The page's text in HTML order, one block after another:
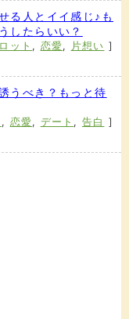
る人とイイ感じ♪も
したらいい？
ット , 恋愛, 片想い ]
うべき？もっと待
, 恋愛, デート , 告白 ]